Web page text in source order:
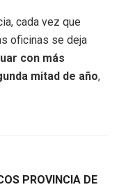
cada vez que
oficinas se deja
con más
mitad de año,
PROVINCIA DE